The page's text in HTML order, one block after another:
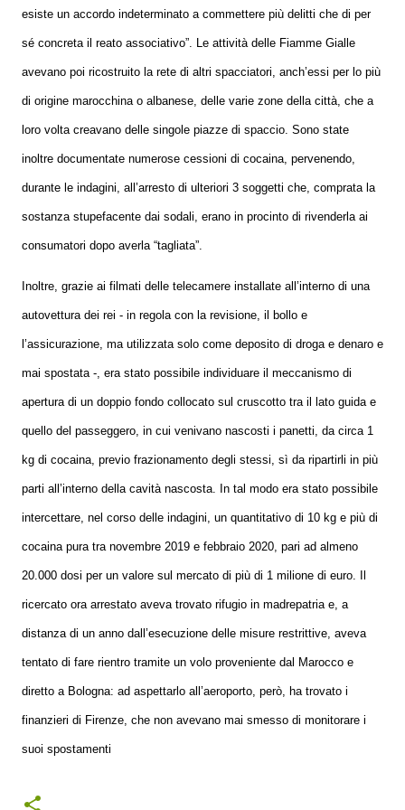
esiste un accordo indeterminato a commettere più delitti che di per
sé concreta il reato associativo”. Le attività delle Fiamme Gialle
avevano poi ricostruito la rete di altri spacciatori, anch’essi per lo più
di origine marocchina o albanese, delle varie zone della città, che a
loro volta creavano delle singole piazze di spaccio. Sono state
inoltre documentate numerose cessioni di cocaina, pervenendo,
durante le indagini, all’arresto di ulteriori 3 soggetti che, comprata la
sostanza stupefacente dai sodali, erano in procinto di rivenderla ai
consumatori dopo averla “tagliata”.
Inoltre, grazie ai filmati delle telecamere installate all’interno di una
autovettura dei rei - in regola con la revisione, il bollo e
l’assicurazione, ma utilizzata solo come deposito di droga e denaro e
mai spostata -, era stato possibile individuare il meccanismo di
apertura di un doppio fondo collocato sul cruscotto tra il lato guida e
quello del passeggero, in cui venivano nascosti i panetti, da circa 1
kg di cocaina, previo frazionamento degli stessi, sì da ripartirli in più
parti all’interno della cavità nascosta. In tal modo era stato possibile
intercettare, nel corso delle indagini, un quantitativo di 10 kg e più di
cocaina pura tra novembre 2019 e febbraio 2020, pari ad almeno
20.000 dosi per un valore sul mercato di più di 1 milione di euro. Il
ricercato ora arrestato aveva trovato rifugio in madrepatria e, a
distanza di un anno dall’esecuzione delle misure restrittive, aveva
tentato di fare rientro tramite un volo proveniente dal Marocco e
diretto a Bologna: ad aspettarlo all’aeroporto, però, ha trovato i
finanzieri di Firenze, che non avevano mai smesso di monitorare i
suoi spostamenti